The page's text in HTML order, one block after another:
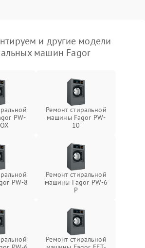
и другие модели
машин Fagor
PW-
Ремонт стиральной
машины Fagor PW-
10
PW-8
Ремонт стиральной
машины Fagor PW-6
P
Ремонт стиральной